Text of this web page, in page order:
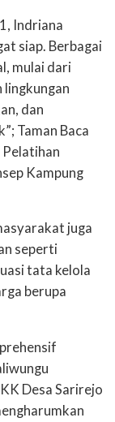
Indriana
siap. Berbagai
mulai dari
lingkungan
dan
Taman Baca
Pelatihan
Kampung
juga
seperti
tata kelola
berupa
Desa Sarirejo